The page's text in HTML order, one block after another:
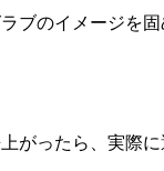
ブのイメージを固
がったら、実際